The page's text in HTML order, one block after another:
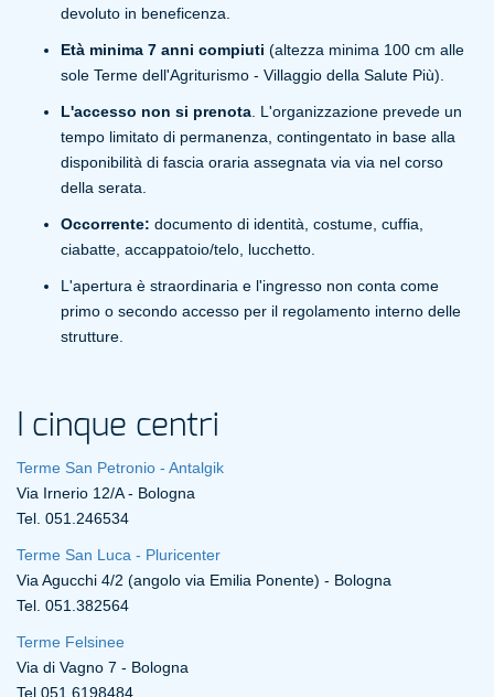
devoluto in beneficenza.
Età minima 7 anni compiuti (altezza minima 100 cm alle
sole Terme dell'Agriturismo - Villaggio della Salute Più).
L'accesso non si prenota . L'organizzazione prevede un
tempo limitato di permanenza, contingentato in base alla
disponibilità di fascia oraria assegnata via via nel corso
della serata.
Occorrente: documento di identità, costume, cuffia,
ciabatte, accappatoio/telo, lucchetto.
L'apertura è straordinaria e l'ingresso non conta come
primo o secondo accesso per il regolamento interno delle
strutture.
I cinque centri
Terme San Petronio - Antalgik
Via Irnerio 12/A - Bologna
Tel. 051.246534
Terme San Luca - Pluricenter
Via Agucchi 4/2 (angolo via Emilia Ponente) - Bologna
Tel. 051.382564
Terme Felsinee
Via di Vagno 7 - Bologna
Tel 051.6198484